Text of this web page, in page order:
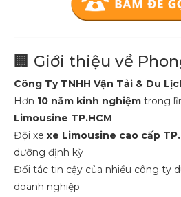
🏢 Giới thiệu về
Công Ty TNHH Vận Tải & Du
Hơn 10 năm kinh nghiệm trong
Limousine TP.HCM
Đội xe xe Limousine cao cấp
dưỡng định kỳ
Đối tác tin cậy của nhiều công ty
doanh nghiệp